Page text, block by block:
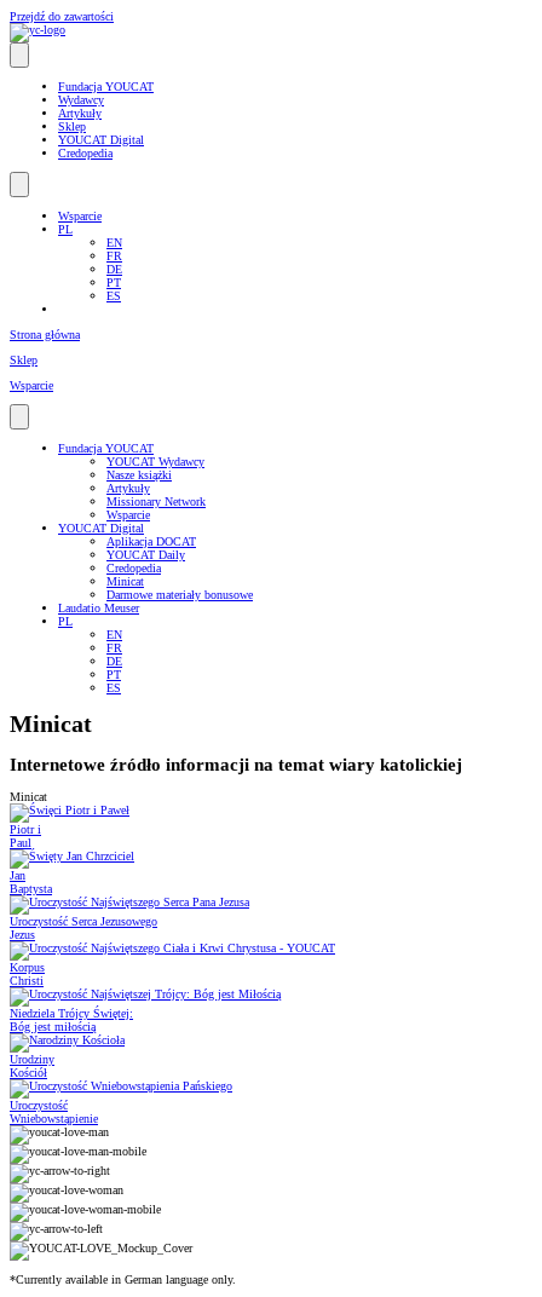
Przejdź do zawartości
Fundacja YOUCAT
Wydawcy
Artykuły
Sklep
YOUCAT Digital
Credopedia
Wsparcie
PL
EN
FR
DE
PT
ES
Strona główna
Sklep
Wsparcie
Fundacja YOUCAT
YOUCAT Wydawcy
Nasze książki
Artykuły
Missionary Network
Wsparcie
YOUCAT Digital
Aplikacja DOCAT
YOUCAT Daily
Credopedia
Minicat
Darmowe materiały bonusowe
Laudatio Meuser
PL
EN
FR
DE
PT
ES
Minicat
Internetowe źródło informacji na temat wiary katolickiej
Minicat
Piotr i
Paul
Jan
Baptysta
Uroczystość Serca Jezusowego
Jezus
Korpus
Christi
Niedziela Trójcy Świętej:
Bóg jest miłością
Urodziny
Kościół
Uroczystość
Wniebowstąpienie
*Currently available in German language only.